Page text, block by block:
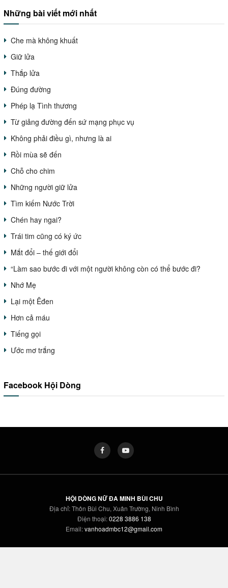
Những bài viết mới nhất
Che mà không khuất
Giữ lửa
Thắp lửa
Đúng đường
Phép lạ Tình thương
Từ giảng đường đến sứ mạng phục vụ
Không phải điều gì, nhưng là ai
Rồi mùa sẽ đến
Chỗ cho chim
Những người giữ lửa
Tìm kiếm Nước Trời
Chén hay ngai?
Trái tim cũng có ký ức
Mắt đổi – thế giới đổi
“Làm sao bước đi với một người không còn có thể bước đi?
Nhớ Mẹ
Lại một Êđen
Hơn cả máu
Tiếng gọi
Ước mơ trắng
Facebook Hội Dòng
HỘI DÒNG NỮ ĐA MINH BÙI CHU
Địa chỉ: Thôn Bùi Chu, Xuân Trường, Ninh Bình
Điện thoại:0228 3886 138
Email:vanhoadmbc12@gmail.com